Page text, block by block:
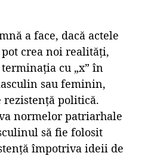
a face, dacă actele
crea noi realități,
cu „x” în
sau feminin,
rezistență politică.
normelor patriarhale
să fie folosit
împotriva ideii de